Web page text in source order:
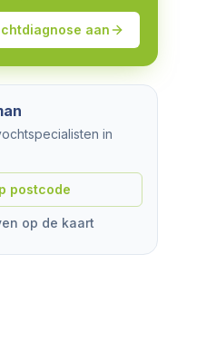
aan
in
postcode
op de kaart